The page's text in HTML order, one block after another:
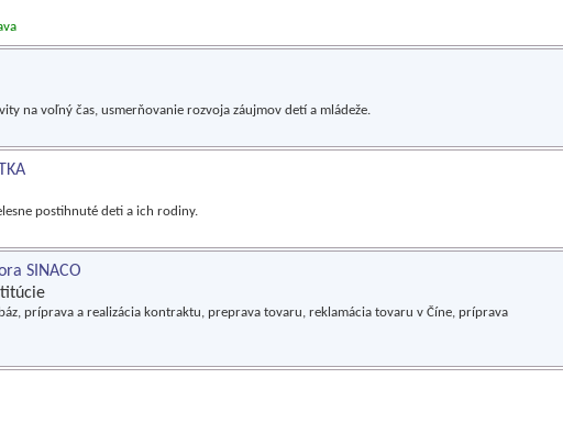
na voľný čas, usmerňovanie rozvoja záujmov detí a mládeže.
postihnuté deti a ich rodiny.
SINACO
príprava a realizácia kontraktu, preprava tovaru, reklamácia tovaru v Číne, príprava